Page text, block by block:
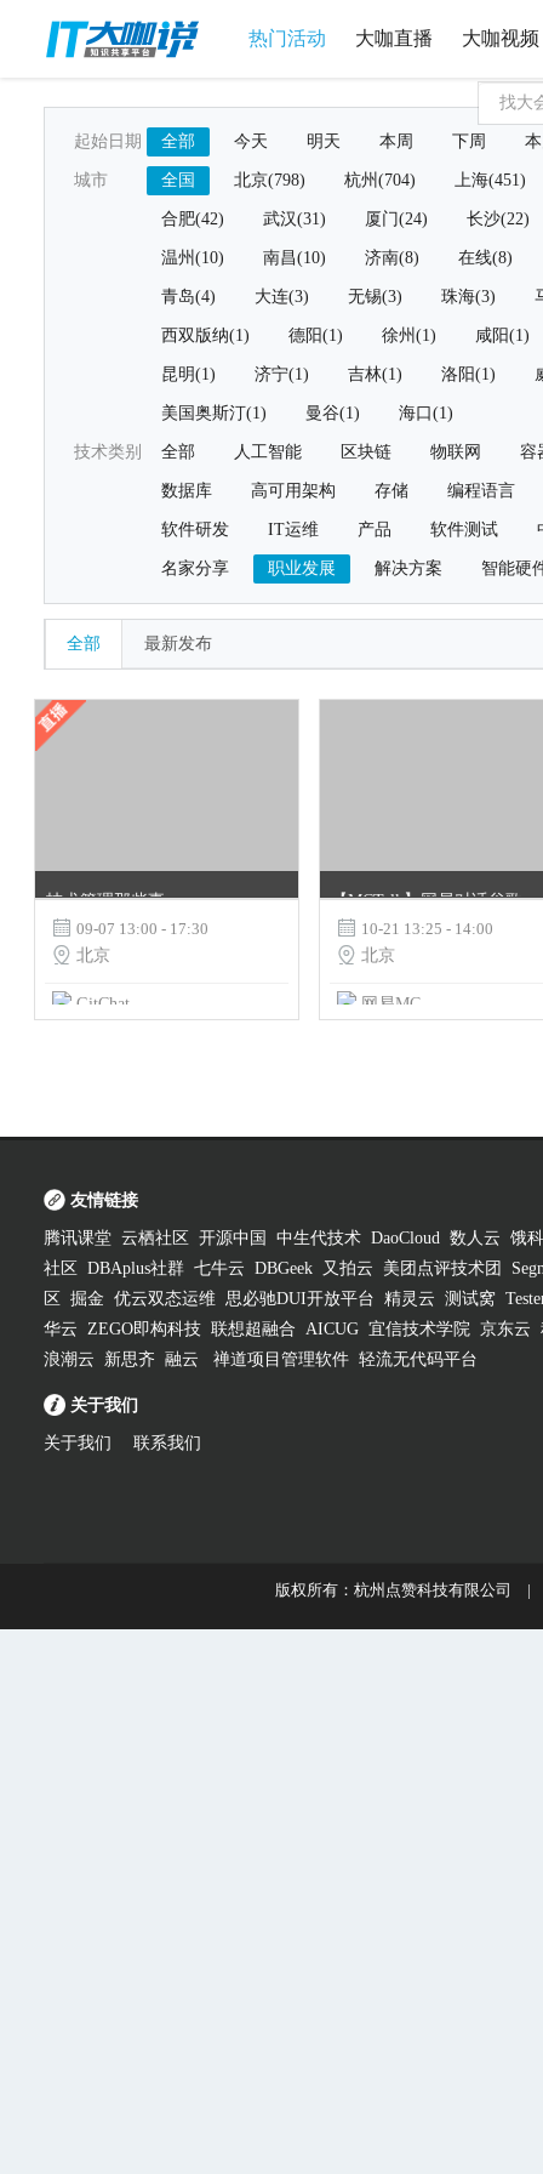
热门活动 大咖直播 大咖视频
起始日期 全部 今天 明天 本周 下周
城市 全国 北京(798) 杭州(704) 上海(451)
合肥(42) 武汉(31) 厦门(24) 长沙(22)
温州(10) 南昌(10) 济南(8) 在线(8)
青岛(4) 大连(3) 无锡(3) 珠海(3)
西双版纳(1) 德阳(1) 徐州(1) 咸阳(1)
昆明(1) 济宁(1) 吉林(1) 洛阳(1)
美国奥斯汀(1) 曼谷(1) 海口(1)
技术类别 全部 人工智能 区块链 物联网 容
数据库 高可用架构 存储 编程语言
软件研发 IT运维 产品 软件测试
名家分享 职业发展 解决方案 智能硬
全部 最新发布
技术管理那些事
 09-07 13:00 - 17:30
 北京
GitChat
【MCTalk】网易对话谷歌: 塑造顶尖工程师团队文化
 10-21 13:25 - 14:00
 北京
网易MC
友情链接
腾讯课堂 云栖社区 开源中国 中生代技术 DaoCloud 数人云 饿
社区
DBAplus社群 七牛云 DBGeek 又拍云 美团点评技术团
区
掘金 优云双态运维 思必驰DUI开放平台 精灵云 测试窝
华云 ZEGO即构科技 联想超融合 AICUG 宜信技术学院 京东云
浪潮云
新思齐 融云 禅道项目管理软件 轻流无代码平台
关于我们
关于我们 联系我们
版权所有：杭州点赞科技有限公司